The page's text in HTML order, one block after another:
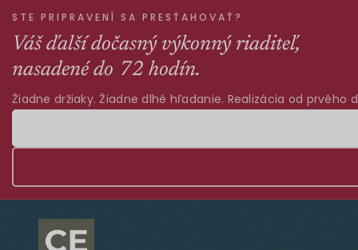
STE PRIPRAVENÍ SA PRESŤAHOVAŤ?
Váš ďalší dočasný výkonný riaditeľ,
nasadené do 72 hodín.
Žiadne držiaky. Žiadne dlhé hľadanie. Realizácia od prvého